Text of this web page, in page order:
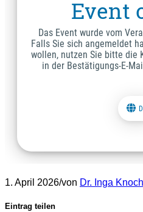
1. April 2026/von Dr. Inga
Eintrag teilen